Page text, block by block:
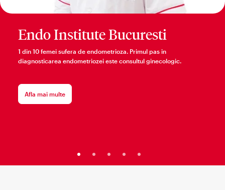
Endo Institute Bucuresti
1 din 10 femei sufera de endometrioza. Primul pas in
diagnosticarea endometriozei este consultul ginecologic.
Afla mai multe